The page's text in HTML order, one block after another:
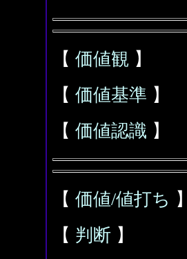
【 価値観 】
【 価値基準 】
【 価値認識 】
【 価値/値打ち 】
【 判断 】